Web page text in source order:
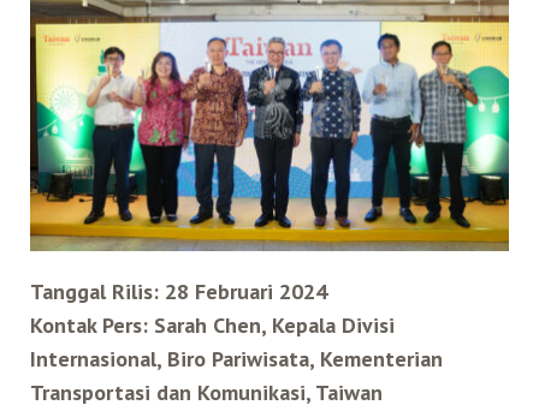
Agen Perjalanan
Mata Air Panas
LOHAS
Ekowisata
Wisata Kereta Api
Budaya & Warisan
Tur Bis Wisata
Wisata Alam – Scenic Spot
Taiwan Tips
Teh Kelas Dunia
Bis
U-Bike
Mobil
Bandara Internasional
Atraksi Taiwan Bagian Timur
Atraksi Taiwan Bagian Tengah
Atraksi Taiwan Bagian Selatan
Atraksi Kepulauan di Pesisir Pantai
Search for:
Tanggal Rilis: 28 Februari 2024
Kontak Pers: Sarah Chen, Kepala Divisi
Internasional, Biro Pariwisata, Kementerian
Transportasi dan Komunikasi, Taiwan